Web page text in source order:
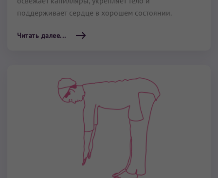
поддерживает сердце в хорошем состоянии.
Читать далее...